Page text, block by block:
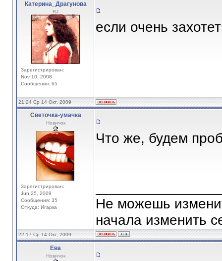
Катерина_Драгунова
RJ
Зарегистрирован:
Nov 10, 2008
Сообщения: 65
если очень
21:24 Ср 14 Окт, 2009
Светочка-умачка
Новичок
Зарегистрирован:
Jun 25, 2009
Сообщения: 35
Откуда: Игарка
Что же, будем
Не можешь
начала изменить
22:17 Ср 14 Окт, 2009
Ева
Новичок